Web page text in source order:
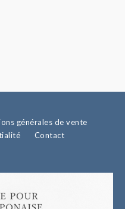
générales de vente
Contact